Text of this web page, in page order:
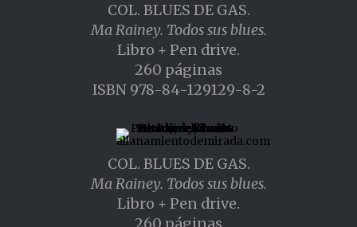
COL. BLUES DE GAS.
Ma Rainey. Todos sus blues.
Libro + Pen drive.
260 páginas
ISBN 978-84-129129-8-2
COL. BLUES DE GAS.
Ma Rainey. Todos sus blues.
Libro + Pen drive.